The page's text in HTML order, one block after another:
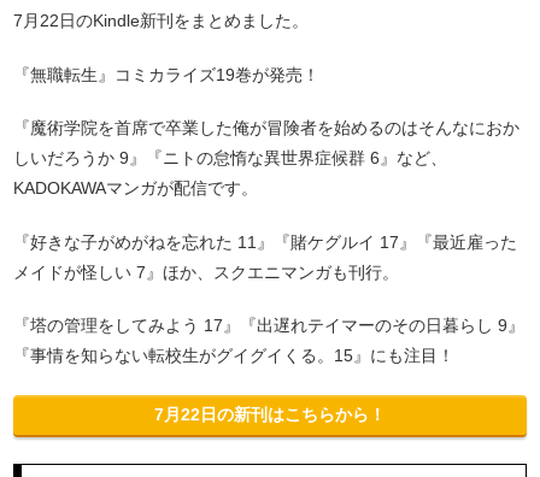
7月22日のKindle新刊をまとめました。
『無職転生』コミカライズ19巻が発売！
『魔術学院を首席で卒業した俺が冒険者を始めるのはそんなにおか
しいだろうか 9』『ニトの怠惰な異世界症候群 6』など、
KADOKAWAマンガが配信です。
『好きな子がめがねを忘れた 11』『賭ケグルイ 17』『最近雇った
メイドが怪しい 7』ほか、スクエニマンガも刊行。
『塔の管理をしてみよう 17』『出遅れテイマーのその日暮らし 9』
『事情を知らない転校生がグイグイくる。15』にも注目！
7月22日の新刊はこちらから！